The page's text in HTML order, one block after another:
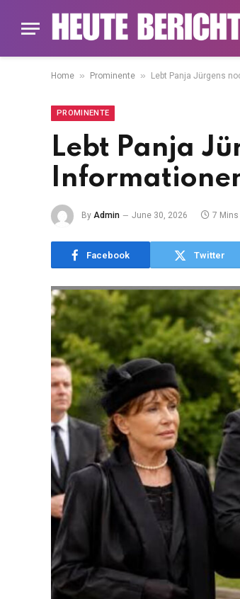
Home » Prominente » Lebt Panja Jürgens
PROMINENTE
Lebt Panja
By Admin June 30, 2026 7 Mins
Facebook Twitter